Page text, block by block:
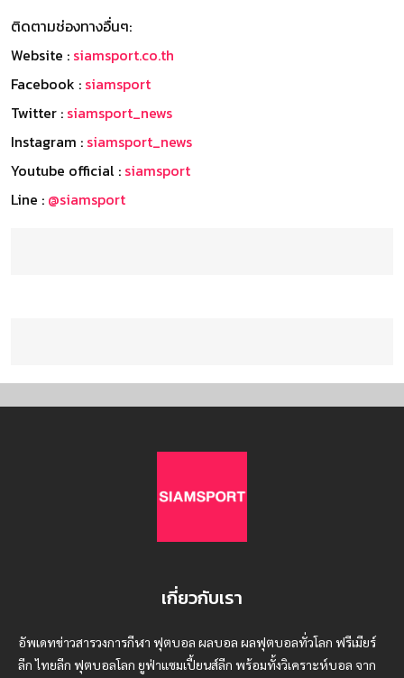
ติดตามช่องทางอื่นๆ:
Website : siamsport.co.th
Facebook : siamsport
Twitter : siamsport_news
Instagram : siamsport_news
Youtube official : siamsport
Line : @siamsport
เกี่ยวกับเรา
อัพเดทข่าวสารวงการกีฬา ฟุตบอล ผลบอล ผลฟุตบอลทั่วโลก ฟรีเมียร์
ลีก ไทยลีก ฟุตบอลโลก ยูฟ่าแซมเปี้ยนส์ลีก พร้อมทั้งวิเคราะห์บอล จาก